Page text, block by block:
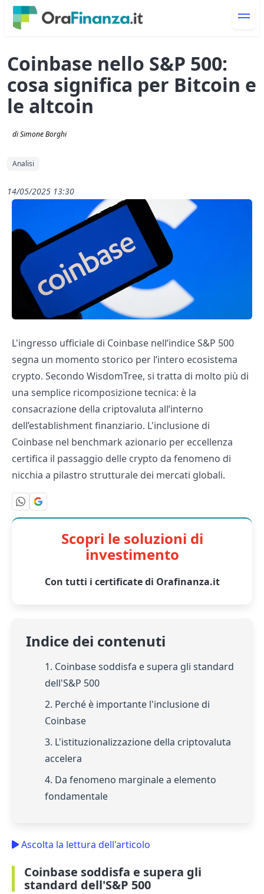
Coinbase nello S&P 500:
cosa significa per Bitcoin e
le altcoin
di Simone Borghi
Analisi
14/05/2025 13:30
L'ingresso ufficiale di Coinbase nell’indice S&P 500
segna un momento storico per l’intero ecosistema
crypto. Secondo WisdomTree, si tratta di molto più di
una semplice ricomposizione tecnica: è la
consacrazione della criptovaluta all’interno
dell’establishment finanziario. L'inclusione di
Coinbase nel benchmark azionario per eccellenza
certifica il passaggio delle crypto da fenomeno di
nicchia a pilastro strutturale dei mercati globali.
Scopri le soluzioni di
investimento
Con tutti i certificate di Orafinanza.it
Indice dei contenuti
1. Coinbase soddisfa e supera gli standard
dell'S&P 500
2. Perché è importante l'inclusione di
Coinbase
3. L'istituzionalizzazione della criptovaluta
accelera
4. Da fenomeno marginale a elemento
fondamentale
Ascolta la lettura dell'articolo
Coinbase soddisfa e supera gli
standard dell'S&P 500